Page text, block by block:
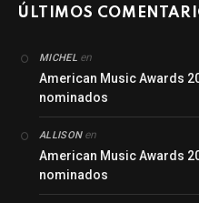
ÚLTIMOS
MICHELen
American Music Awards
nominados
ALLISONen
American Music Awards
nominados